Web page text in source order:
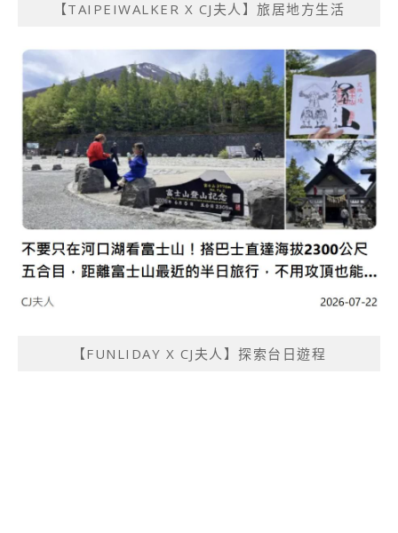
【TAIPEIWALKER X CJ夫人】旅居地方生活
【FUNLIDAY X CJ夫人】探索台日遊程